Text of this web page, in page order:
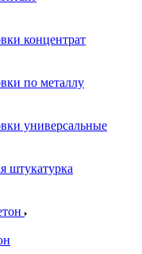
концентрат
по металлу
универсальные
штукатурка